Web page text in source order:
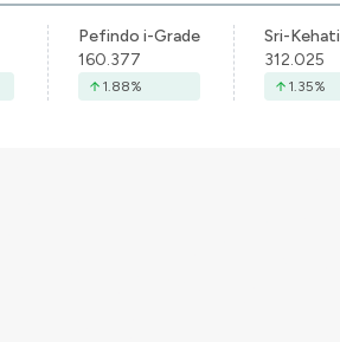
Pefindo i-Grade
160.377
1.88%
Sri-Kehati
312.025
1.35%